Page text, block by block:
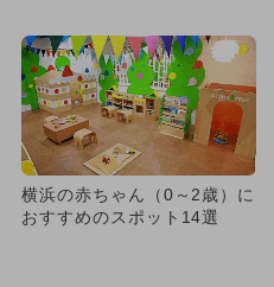
横浜の赤ちゃん（0～2歳）に
おすすめのスポット14選